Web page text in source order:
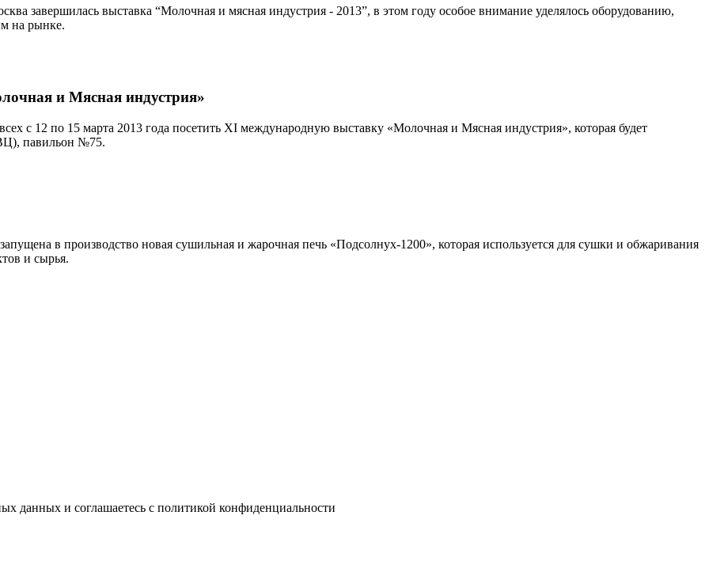
завершилась выставка “Молочная и мясная индустрия - 2013”, в этом году особое внимание уделялось оборудованию,
на рынке.
и Мясная индустрия»
12 по 15 марта 2013 года посетить XI международную выставку «Молочная и Мясная индустрия», которая будет
павильон №75.
в производство новая сушильная и жарочная печь «Подсолнух-1200», которая используется для сушки и обжаривания
и сырья.
данных и соглашаетесь с политикой конфиденциальности